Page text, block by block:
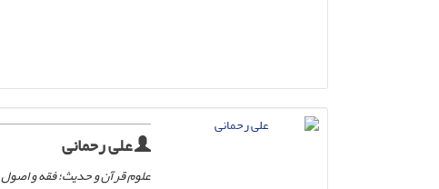
علی رحمانی
علوم قرآن و حدیث؛ فقه و اصول